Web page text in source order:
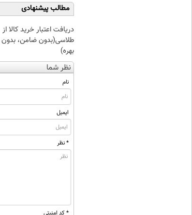
مطالب پیشنهادی
دریافت اعتبار خرید کالا از
طلاسی(بدون ضامن، بدون
بهره)
نظر شما
نام
ایمیل
* نظر
* کد امنیتی